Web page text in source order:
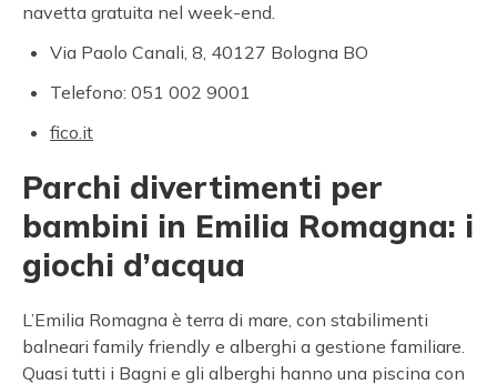
navetta gratuita nel week-end.
Via Paolo Canali, 8, 40127 Bologna BO
Telefono: 051 002 9001
fico.it
Parchi divertimenti per
bambini in Emilia Romagna: i
giochi d’acqua
L’Emilia Romagna è terra di mare, con stabilimenti
balneari family friendly e alberghi a gestione familiare.
Quasi tutti i Bagni e gli alberghi hanno una piscina con